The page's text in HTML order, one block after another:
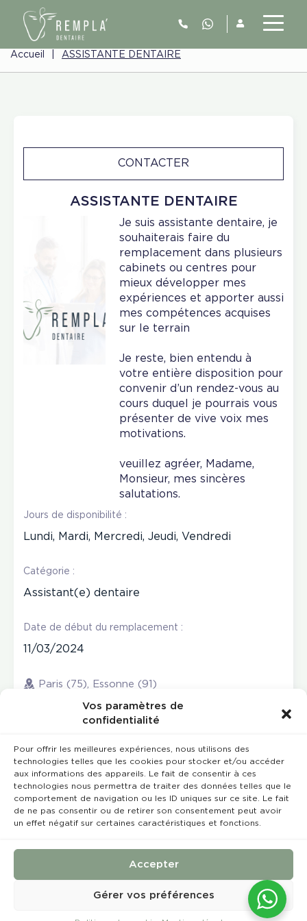
Vos paramètres de
confidentialité
Pour offrir les meilleures expériences, nous utilisons des
technologies telles que les cookies pour stocker et/ou accéder
aux informations des appareils. Le fait de consentir à ces
technologies nous permettra de traiter des données telles que le
comportement de navigation ou les ID uniques sur ce site. Le fait
de ne pas consentir ou de retirer son consentement peut avoir
un effet négatif sur certaines caractéristiques et fonctions.
Accepter
Gérer vos préférences
Accueil ASSISTANTE DENTAIRE
ASSISTANTE DENTAIRE
CONTACTER
Je suis assistante dentaire, je
souhaiterais faire du
remplacement dans plusieurs
cabinets ou centres pour
mieux développer mes
expériences et apporter aussi
mes compétences acquises
sur le terrain
Je reste, bien entendu à
votre entière disposition pour
convenir d’un rendez-vous au
cours duquel je pourrais vous
présenter de vive voix mes
motivations.
veuillez agréer, Madame,
Monsieur, mes sincères
salutations.
Jours de disponibilité :
Lundi, Mardi, Mercredi, Jeudi, Vendredi
Catégorie :
Assistant(e) dentaire
Date de début du remplacement :
11/03/2024
Paris (75), Essonne (91)
Rempla’Dentaire © 2023 Tous droits réservés
Conception et réalisation :
Mentions légales